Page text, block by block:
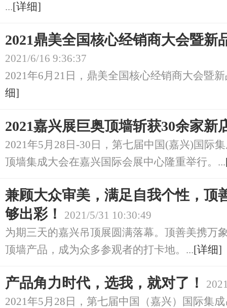
...[详细]
2021鼎美全国核心经销商大会暨新
2021/6/16 9:36:37
2021年6月21日，鼎美全国核心经销商大会暨
细]
2021嘉兴展巨奥顶墙斩获30余家新
2021年5月28日-30日，第七届中国(嘉兴)国际
顶墙集成大会在嘉兴国际会展中心隆重举行。...
兼顾大众审美，满足自我个性，顶
够出彩！
2021/5/31 10:30:49
为期三天的嘉兴吊顶展圆满落幕。顶善美携万
顶墙产品，成为众多参观者的打卡地。...[详细]
产品角力时代，选我，就对了！
2021年5月28日，第七届中国（嘉兴）国际集